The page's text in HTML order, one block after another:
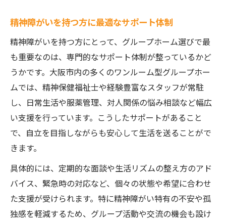
精神障がいを持つ方に最適なサポート体制
精神障がいを持つ方にとって、グループホーム選びで最
も重要なのは、専門的なサポート体制が整っているかど
うかです。大阪市内の多くのワンルーム型グループホー
ムでは、精神保健福祉士や経験豊富なスタッフが常駐
し、日常生活や服薬管理、対人関係の悩み相談など幅広
い支援を行っています。こうしたサポートがあること
で、自立を目指しながらも安心して生活を送ることがで
きます。
具体的には、定期的な面談や生活リズムの整え方のアド
バイス、緊急時の対応など、個々の状態や希望に合わせ
た支援が受けられます。特に精神障がい特有の不安や孤
独感を軽減するため、グループ活動や交流の機会も設け